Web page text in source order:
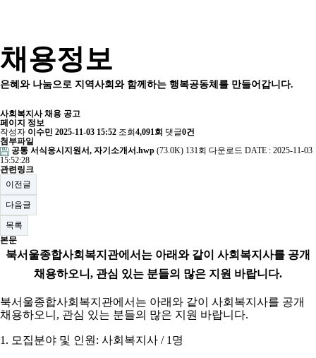
채용정보
은혜와 나눔으로 지역사회와 함께하는 행복공동체를 만들어갑니다.
사회복지사 채용 공고
페이지 정보
작성자 이수민 2025-11-03 15:52 조회 4,091회 댓글0건
첨부파일
공통 서식응시지원서, 자기소개서.hwp (73.0K) 131회 다운로드 DATE : 2025-11-03
15:52:28
관련링크
이전글
다음글
목록
본문
북서울종합사회복지관에서는 아래와 같이 사회복지사를 공개
채용하오니 , 관심 있는 분들의 많은 지원 바랍니다.
북서울종합사회복지관에서는 아래와 같이 사회복지사를 공개
채용하오니 , 관심 있는 분들의 많은 지원 바랍니다.
1. 모집분야 및 인원 : 사회복지사 / 1 명